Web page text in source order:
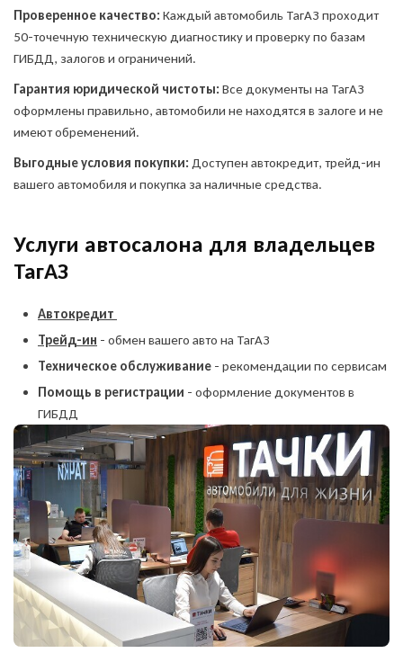
Проверенное качество: Каждый автомобиль ТагАЗ проходит
50-точечную техническую диагностику и проверку по базам
ГИБДД, залогов и ограничений.
Гарантия юридической чистоты: Все документы на ТагАЗ
оформлены правильно, автомобили не находятся в залоге и не
имеют обременений.
Выгодные условия покупки: Доступен автокредит, трейд-ин
вашего автомобиля и покупка за наличные средства.
Услуги автосалона для владельцев
ТагАЗ
Автокредит
Трейд-ин - обмен вашего авто на ТагАЗ
Техническое обслуживание - рекомендации по сервисам
Помощь в регистрации - оформление документов в
ГИБДД
Оставить заявку
на продажу автомобиля